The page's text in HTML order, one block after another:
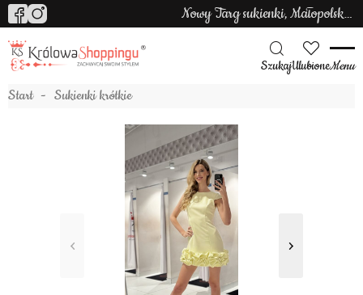
Nowy Targ sukienki, Małopolska sukienki
SzukajUlubioneMenu
Start Sukienki krótkie